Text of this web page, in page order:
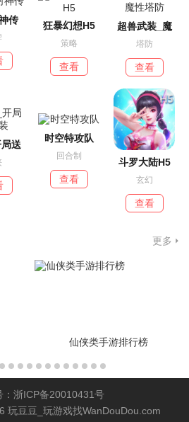
传 狂暴幻想H5
策略
查看
超兽武装_魔
塔防
查看
送
时空特攻队
回合制
查看
斗罗大陆H5
玄幻
查看
更多
仙侠类手游排行榜
：浙ICP备20010431号
玩豆豆_玩游戏找WanDouDou.com